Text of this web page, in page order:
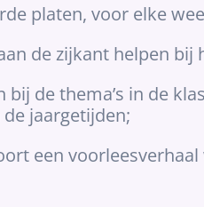
platen, voor elke
de zijkant helpen
de thema’s in de
jaargetijden;
een